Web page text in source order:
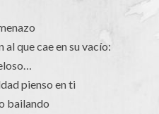
que cae en su vacío:
pienso en ti
bailando